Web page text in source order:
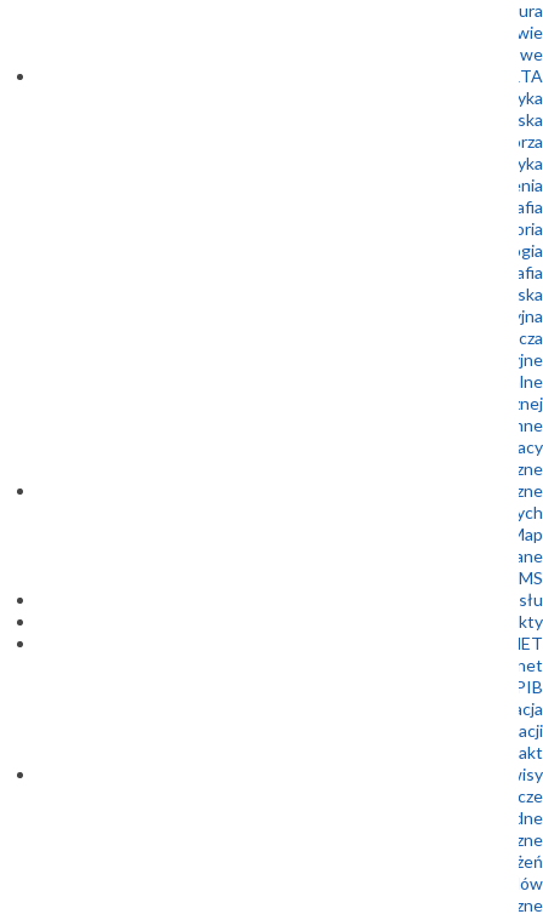
Bezpieczna infrastruktura
Geologia a zdrowie
Badania podstawowe
OFERTA
Geofizyka
Geologia inżynierska
Geologia morza
Geoturystyka
Geozagrożenia
Kartografia
Laboratoria
Mikropaleontologia
Mineralogia i petrografia
Ochrona środowiska
Oferta edukacyjna
Oferta wydawnicza
Prace interwencyjne
Surowce mineralne
Udostępnianie informacji geologicznej i hydrogeologicznej
Wody podziemne
Oferty pracy
Zamówienia publiczne
Dane geologiczne
Bazy danych
1 Kliknięcie 10 Map
Metadane
WFS i WMS
Centrum Wsparcia Przemysłu
Projekty
GEOPLANET
Szkoła Doktorska Geoplanet
Doktoranci Geoplanet w PIG-PIB
Rekrutacja
Archiwum rekrutacji
Kontakt
podserwisy
Służba Geologiczna – Prawo geologiczne i górnicze
Służba Geologiczna – Prawo wodne
Centralne Archiwum Geologiczne
Centrum Geozagrożeń
Geologia dla samorządów
Wydawnictwa geologiczne